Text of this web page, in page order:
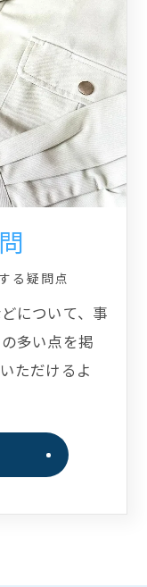
る疑問点
について、事
多い点を掲
ただけるよ